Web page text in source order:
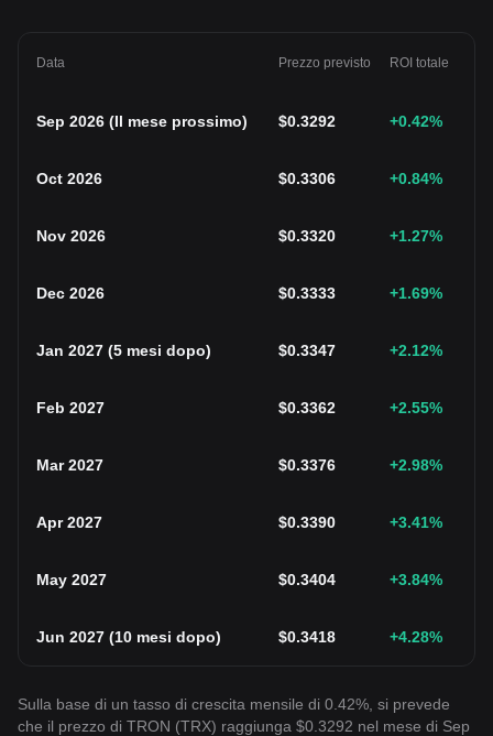
Data Prezzo previsto ROI totale
Sep 2026 (Il mese prossimo) $0.3292 +0.42%
Oct 2026 $0.3306 +0.84%
Nov 2026 $0.3320 +1.27%
Dec 2026 $0.3333 +1.69%
Jan 2027 (5 mesi dopo) $0.3347 +2.12%
Feb 2027 $0.3362 +2.55%
Mar 2027 $0.3376 +2.98%
Apr 2027 $0.3390 +3.41%
May 2027 $0.3404 +3.84%
Jun 2027 (10 mesi dopo) $0.3418 +4.28%
Sulla base di un tasso di crescita mensile di 0.42%, si prevede
che il prezzo di TRON (TRX) raggiunga $0.3292 nel mese di Sep